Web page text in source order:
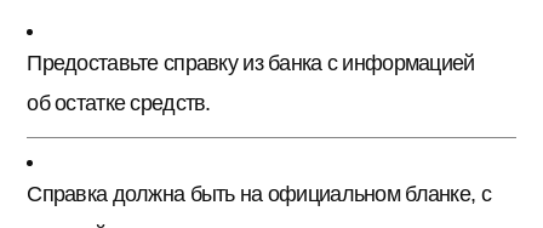
Предоставьте справку из банка с информацией
об остатке средств.
Справка должна быть на официальном бланке, с